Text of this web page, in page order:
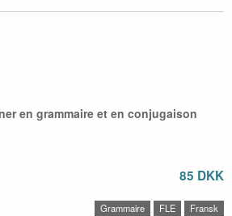
en grammaire et en conjugaison
85 DKK
Grammaire FLE Fransk